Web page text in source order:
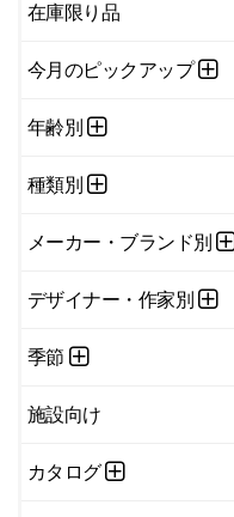
在庫限り品
今月のピックアップ
年齢別
種類別
メーカー・ブランド別
デザイナー・作家別
季節
施設向け
カタログ